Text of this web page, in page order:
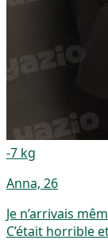
-7 kg
Anna, 26
Je n’arrivais
C’était horrible